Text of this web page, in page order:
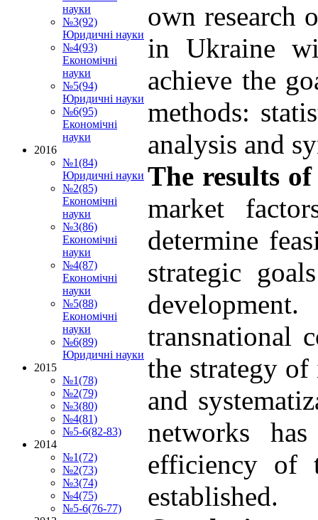
own research
in Ukraine
achieve the
methods:
analysis and
The results
market
determine
strategic
transnational
the strategy of
and
networks
efficiency of
established.
науки
№3(92)
Юридичні науки
№4(93)
Економічні
науки
№5(94)
Юридичні науки
№6(95)
Економічні
науки
2016
№1(84)
Юридичні науки
№2(85)
Економічні
науки
№3(86)
Економічні
науки
№4(87)
Економічні
науки
№5(88)
Економічні
науки
№6(89)
Юридичні науки
2015
№1(78)
№2(79)
№3(80)
№4(81)
№5-6(82-83)
2014
№1(72)
№2(73)
№3(74)
№4(75)
№5-6(76-77)